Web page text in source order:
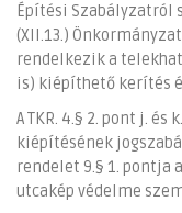
Építési Szabályzatról
(XII.13.)
rendelkezik a
is) kiépíthető kerítés
A TKR. 4.§ 2. pont j.
kiépítésének
rendelet 9.§ 1. pontja
utcakép védelme